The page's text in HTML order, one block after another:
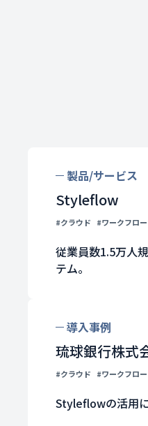
製品/サービス
Styleflow
#クラウド #ワークフロー
従業員数1.5万人
テム。
導入事例
琉球銀行株式
#クラウド #ワークフロー
Styleflowの活用